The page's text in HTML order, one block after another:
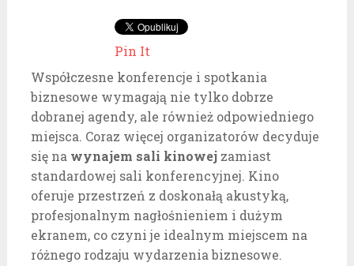
Pin It
Współczesne konferencje i spotkania
biznesowe wymagają nie tylko dobrze
dobranej agendy, ale również odpowiedniego
miejsca. Coraz więcej organizatorów decyduje
się na wynajem sali kinowejzamiast
standardowej sali konferencyjnej. Kino
oferuje przestrzeń z doskonałą akustyką,
profesjonalnym nagłośnieniem i dużym
ekranem, co czyni je idealnym miejscem na
różnego rodzaju wydarzenia biznesowe.